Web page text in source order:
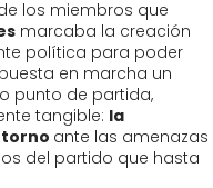
los miembros que
marcaba la creación
política para poder
en marcha un
punto de partida,
tangible: la
ante las amenazas
del partido que hasta